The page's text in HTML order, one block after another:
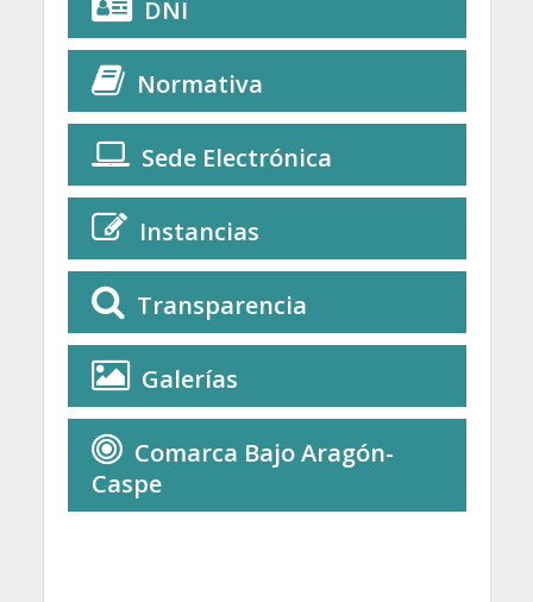
DNI
Normativa
Sede Electrónica
Instancias
Transparencia
Galerías
Comarca Bajo Aragón-
Caspe